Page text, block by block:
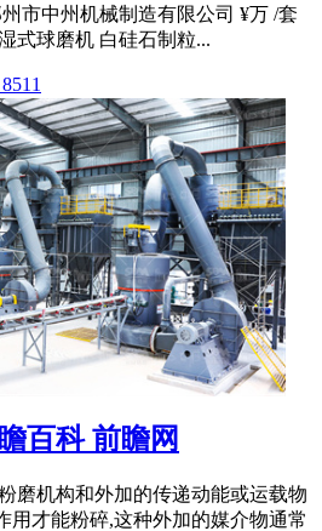
市中州机械制造有限公司 ¥万 /套
式球磨机 白硅石制粒...
百科 前瞻网
磨机构和外加的传递动能或运载物
用才能粉碎,这种外加的媒介物通常